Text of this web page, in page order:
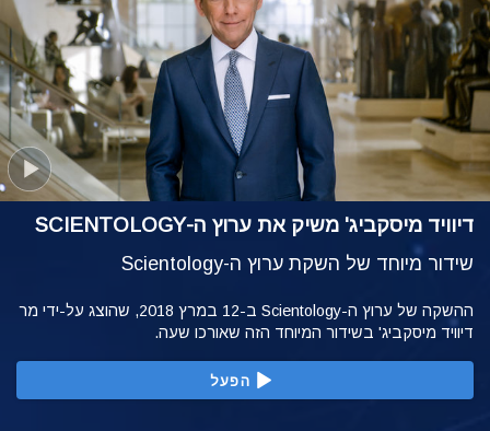
דיוויד מיסקביג' משיק את ערוץ ה-SCIENTOLOGY
שידור מיוחד של השקת ערוץ ה-Scientology
ההשקה של ערוץ ה-Scientology ב-12 במרץ 2018, שהוצג על-ידי מר
דיוויד מיסקביג' בשידור המיוחד הזה שאורכו שעה.
הפעל